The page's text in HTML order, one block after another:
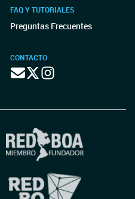
FAQ Y TUTORIALES
Preguntas Frecuentes
CONTACTO